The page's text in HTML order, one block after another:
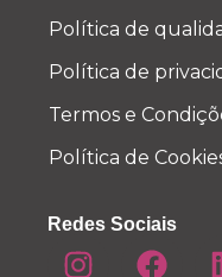
Política de
Política de
Termos e
Política de
Redes Sociais